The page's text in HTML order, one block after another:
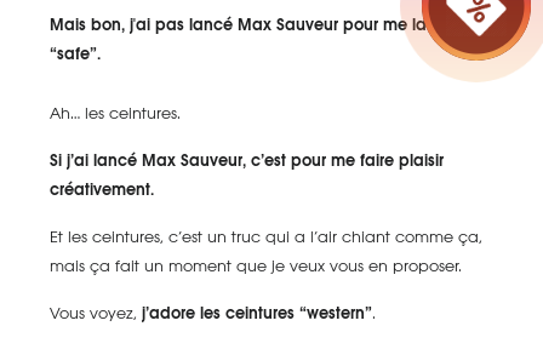
Ah… les ceintures.
Si j’ai lancé Max Sauveur, c’est pour me faire plaisir
créativement.
Et les ceintures, c’est un truc qui a l’air chiant comme ça,
mais ça fait un moment que je veux vous en proposer.
Vous voyez, j’adore les ceintures “western”.
Mais bon, j'ai pas lancé Max Sauveur pour me la jouer
“safe”.